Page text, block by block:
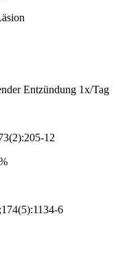
Entzündung 1x/Tag
12
6